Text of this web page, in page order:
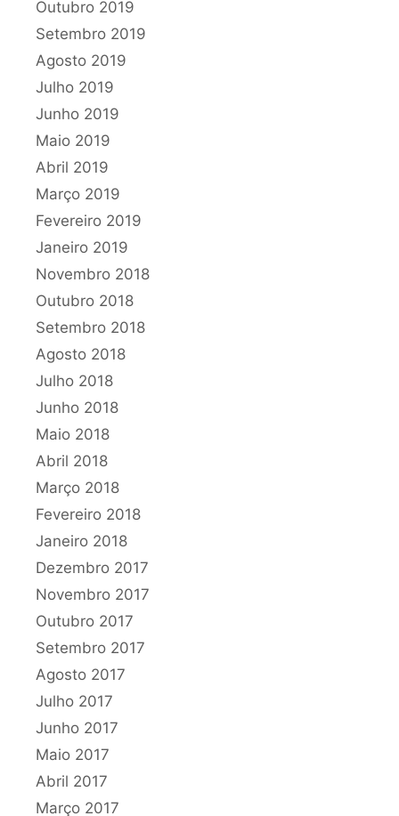
Outubro 2019
Setembro 2019
Agosto 2019
Julho 2019
Junho 2019
Maio 2019
Abril 2019
Março 2019
Fevereiro 2019
Janeiro 2019
Novembro 2018
Outubro 2018
Setembro 2018
Agosto 2018
Julho 2018
Junho 2018
Maio 2018
Abril 2018
Março 2018
Fevereiro 2018
Janeiro 2018
Dezembro 2017
Novembro 2017
Outubro 2017
Setembro 2017
Agosto 2017
Julho 2017
Junho 2017
Maio 2017
Abril 2017
Março 2017